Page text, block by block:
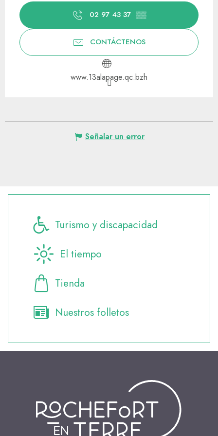
02 97 43 37 ▒▒
CONTÁCTENOS
www.13alapage.qc.bzh
Señalar un error
Turismo y discapacidad
El tiempo
Tienda
Nuestros folletos